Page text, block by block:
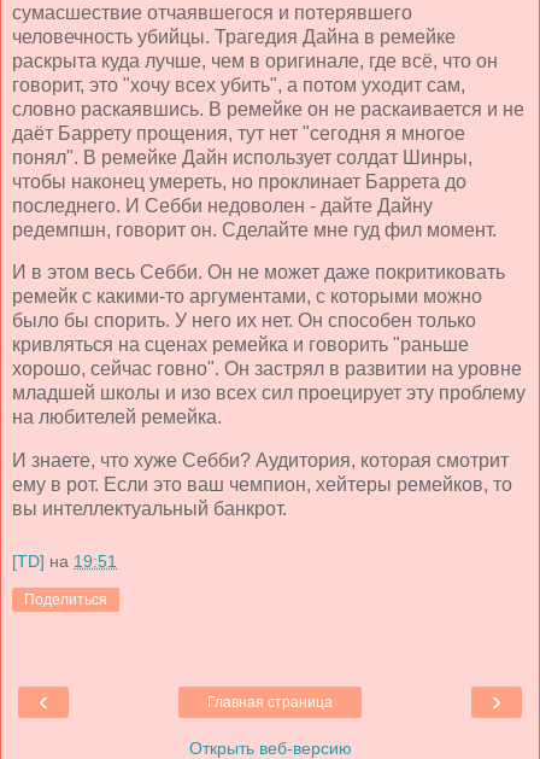
сумасшествие отчаявшегося и потерявшего
человечность убийцы. Трагедия Дайна в ремейке
раскрыта куда лучше, чем в оригинале, где всё, что он
говорит, это "хочу всех убить", а потом уходит сам,
словно раскаявшись. В ремейке он не раскаивается и не
даёт Баррету прощения, тут нет "сегодня я многое
понял". В ремейке Дайн использует солдат Шинры,
чтобы наконец умереть, но проклинает Баррета до
последнего. И Себби недоволен - дайте Дайну
редемпшн, говорит он. Сделайте мне гуд фил момент.
И в этом весь Себби. Он не может даже покритиковать
ремейк с какими-то аргументами, с которыми можно
было бы спорить. У него их нет. Он способен только
кривляться на сценах ремейка и говорить "раньше
хорошо, сейчас говно". Он застрял в развитии на уровне
младшей школы и изо всех сил проецирует эту проблему
на любителей ремейка.
И знаете, что хуже Себби? Аудитория, которая смотрит
ему в рот. Если это ваш чемпион, хейтеры ремейков, то
вы интеллектуальный банкрот.
[TD] на 19:51
Поделиться
‹ ›
Главная страница
Открыть веб-версию